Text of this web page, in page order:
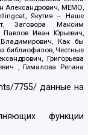
Александрович, МЕМО,
Якутия – Наше
Заговора Максим
Павлов Иван Юрьевич,
Как бы
библиофилов, Честные
Григорьева
, Гималова Регина
7755/ данные на
функции